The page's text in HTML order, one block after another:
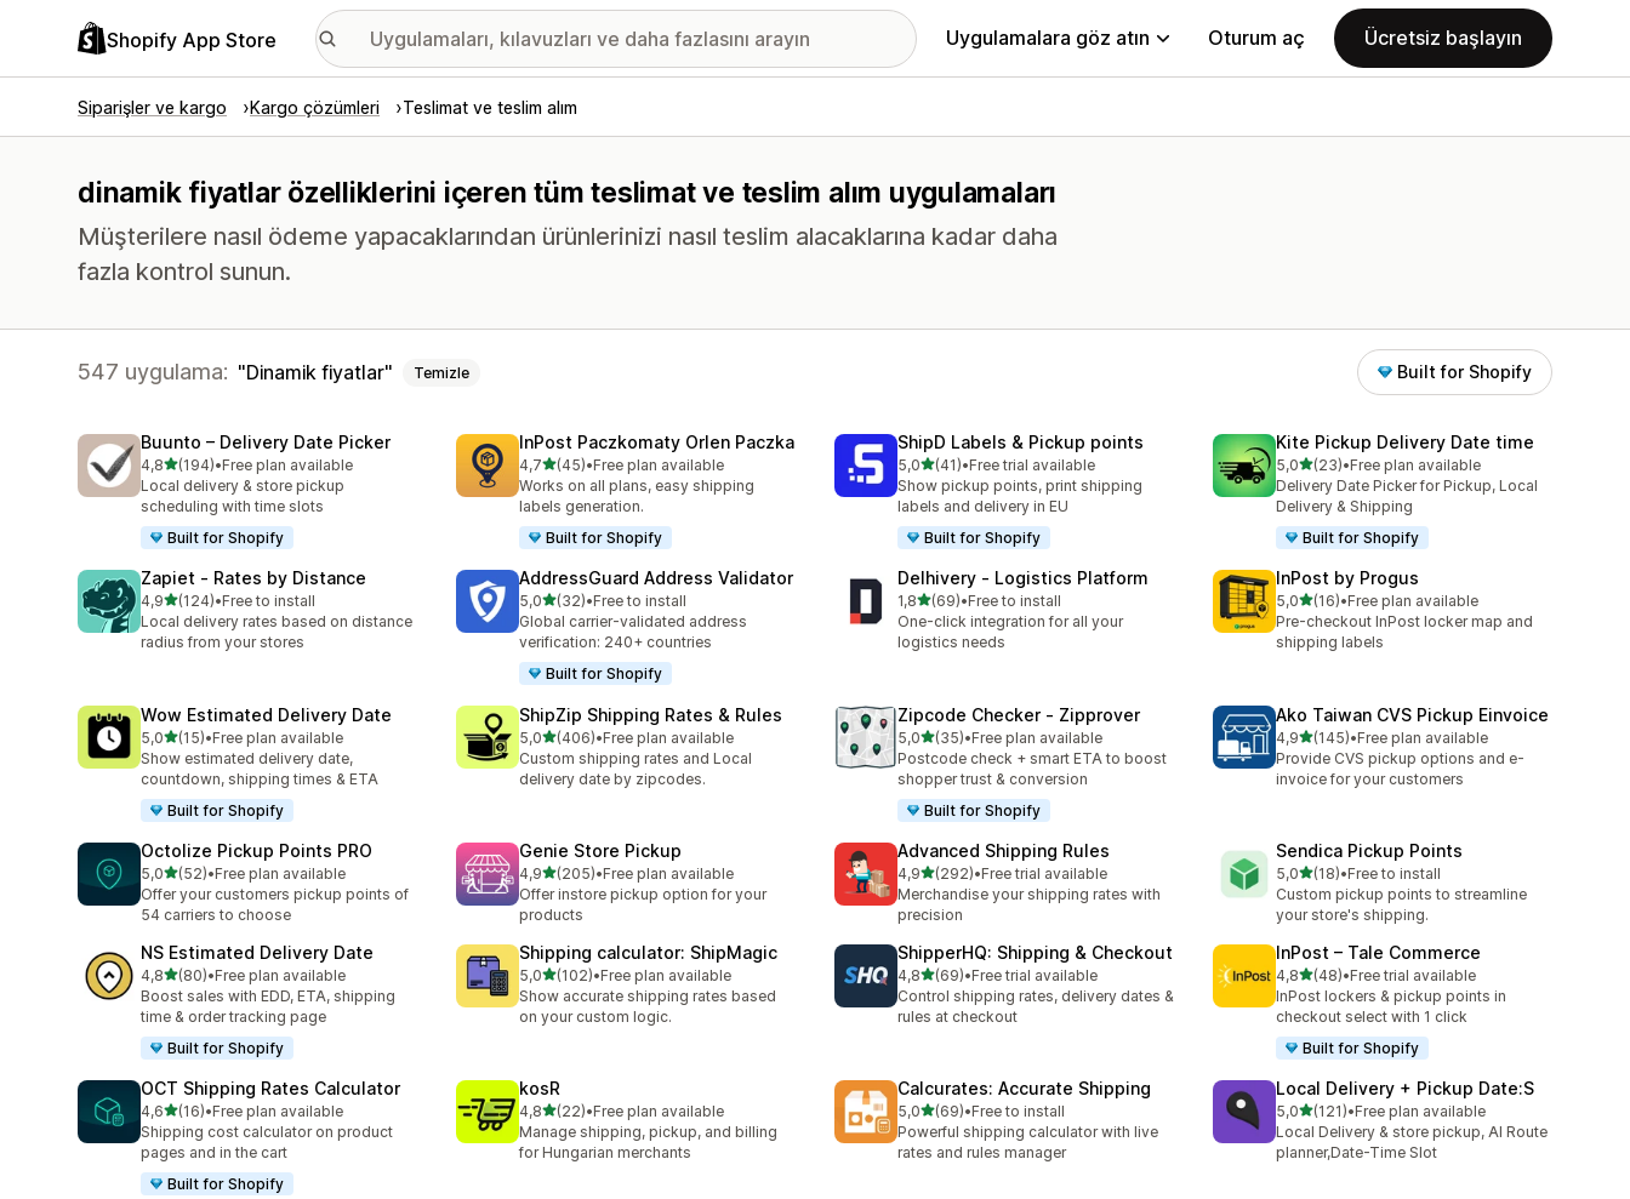
Shopify App Store Uygulamalara göz atın Oturum aç Ücretsiz başlayın
Siparişler ve kargo Kargo çözümleri Teslimat ve teslim alım
dinamik fiyatlar özelliklerini içeren tüm teslimat ve teslim alım uygulamaları
Müşterilere nasıl ödeme yapacaklarından ürünlerinizi nasıl teslim alacaklarına kadar daha
fazla kontrol sunun.
547 uygulama: Dinamik fiyatlar Temizle Built for Shopify
Buunto – Delivery Date Picker
4,85 yıldız üzerinden
(194)
toplam 194 değerlendirme
•Free plan available
Local delivery & store pickup
scheduling with time slots
Built for Shopify
InPost Paczkomaty Orlen Paczka
4,75 yıldız üzerinden
(45)
toplam 45 değerlendirme
•Free plan available
Works on all plans, easy shipping
labels generation.
Built for Shopify
ShipD Labels & Pickup points
5,05 yıldız üzerinden
(41)
toplam 41 değerlendirme
•Free trial available
Show pickup points, print shipping
labels and delivery in EU
Built for Shopify
Kite Pickup Delivery Date time
5,05 yıldız üzerinden
(23)
toplam 23 değerlendirme
•Free plan available
Delivery Date Picker for Pickup, Local
Delivery & Shipping
Built for Shopify
Zapiet ‑ Rates by Distance
4,95 yıldız üzerinden
(124)
toplam 124 değerlendirme
•Free to install
Local delivery rates based on distance
radius from your stores
AddressGuard Address Validator
5,05 yıldız üzerinden
(32)
toplam 32 değerlendirme
•Free to install
Global carrier-validated address
verification: 240+ countries
Built for Shopify
Delhivery ‑ Logistics Platform
1,85 yıldız üzerinden
(69)
toplam 69 değerlendirme
•Free to install
One-click integration for all your
logistics needs
InPost by Progus
5,05 yıldız üzerinden
(16)
toplam 16 değerlendirme
•Free plan available
Pre-checkout InPost locker map and
shipping labels
Wow Estimated Delivery Date
5,05 yıldız üzerinden
(15)
toplam 15 değerlendirme
•Free plan available
Show estimated delivery date,
countdown, shipping times & ETA
Built for Shopify
ShipZip Shipping Rates & Rules
5,05 yıldız üzerinden
(406)
toplam 406 değerlendirme
•Free plan available
Custom shipping rates and Local
delivery date by zipcodes.
Zipcode Checker ‑ Zipprover
5,05 yıldız üzerinden
(35)
toplam 35 değerlendirme
•Free plan available
Postcode check + smart ETA to boost
shopper trust & conversion
Built for Shopify
Ako Taiwan CVS Pickup Einvoice
4,95 yıldız üzerinden
(145)
toplam 145 değerlendirme
•Free plan available
Provide CVS pickup options and e-
invoice for your customers
Octolize Pickup Points PRO
5,05 yıldız üzerinden
(52)
toplam 52 değerlendirme
•Free plan available
Offer your customers pickup points of
54 carriers to choose
Genie Store Pickup
4,95 yıldız üzerinden
(205)
toplam 205 değerlendirme
•Free plan available
Offer instore pickup option for your
products
Advanced Shipping Rules
4,95 yıldız üzerinden
(292)
toplam 292 değerlendirme
•Free trial available
Merchandise your shipping rates with
precision
Sendica Pickup Points
5,05 yıldız üzerinden
(18)
toplam 18 değerlendirme
•Free to install
Custom pickup points to streamline
your store's shipping.
NS Estimated Delivery Date
4,85 yıldız üzerinden
(80)
toplam 80 değerlendirme
•Free plan available
Boost sales with EDD, ETA, shipping
time & order tracking page
Built for Shopify
Shipping calculator: ShipMagic
5,05 yıldız üzerinden
(102)
toplam 102 değerlendirme
•Free plan available
Show accurate shipping rates based
on your custom logic.
ShipperHQ: Shipping & Checkout
4,85 yıldız üzerinden
(69)
toplam 69 değerlendirme
•Free trial available
Control shipping rates, delivery dates &
rules at checkout
InPost – Tale Commerce
4,85 yıldız üzerinden
(48)
toplam 48 değerlendirme
•Free trial available
InPost lockers & pickup points in
checkout select with 1 click
Built for Shopify
OCT Shipping Rates Calculator
4,65 yıldız üzerinden
(16)
toplam 16 değerlendirme
•Free plan available
Shipping cost calculator on product
pages and in the cart
Built for Shopify
kosR
4,85 yıldız üzerinden
(22)
toplam 22 değerlendirme
•Free plan available
Manage shipping, pickup, and billing
for Hungarian merchants
Calcurates: Accurate Shipping
5,05 yıldız üzerinden
(69)
toplam 69 değerlendirme
•Free to install
Powerful shipping calculator with live
rates and rules manager
Local Delivery + Pickup Date:S
5,05 yıldız üzerinden
(121)
toplam 121 değerlendirme
•Free plan available
Local Delivery & store pickup, AI Route
planner,Date-Time Slot